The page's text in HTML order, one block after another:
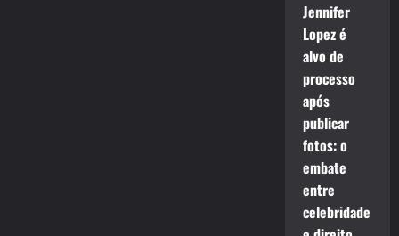
Jennifer
Lopez é
alvo de
processo
após
publicar
fotos: o
embate
entre
celebridade